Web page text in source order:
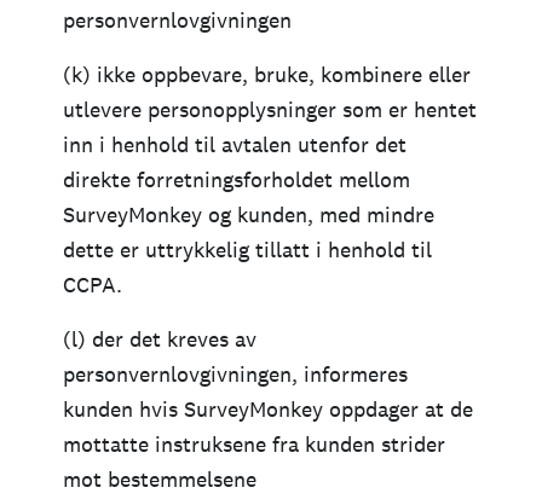
personvernlovgivningen
(k) ikke oppbevare, bruke, kombinere eller
utlevere personopplysninger som er hentet
inn i henhold til avtalen utenfor det
direkte forretningsforholdet mellom
SurveyMonkey og kunden, med mindre
dette er uttrykkelig tillatt i henhold til
CCPA.
(l) der det kreves av
personvernlovgivningen, informeres
kunden hvis SurveyMonkey oppdager at de
mottatte instruksene fra kunden strider
mot bestemmelsene